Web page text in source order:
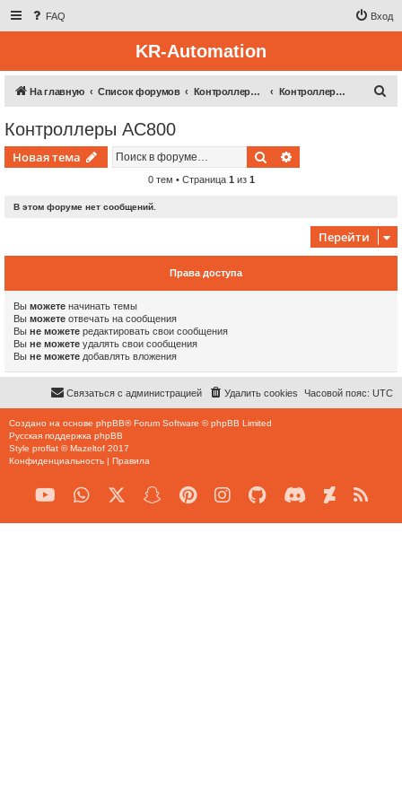
FAQ Вход
KR-Automation
На главную Список форумов Контроллерная техника Контроллеры AC800
Контроллеры AC800
Новая тема Поиск
0 тем • Страница 1 из 1
В этом форуме нет сообщений.
Перейти
Права доступа
Вы можете начинать темы
Вы можете отвечать на сообщения
Вы не можете редактировать свои сообщения
Вы не можете удалять свои сообщения
Вы не можете добавлять вложения
Часовой пояс: UTC
Удалить cookies
Связаться с администрацией
Создано на основе phpBB® Forum Software © phpBB Limited
Русская поддержка phpBB
Style proflat ©Mazeltof 2017
Конфиденциальность | Правила